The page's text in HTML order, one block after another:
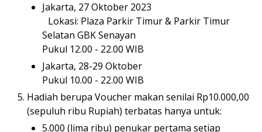
Jakarta, 27 Oktober 2023
Lokasi: Plaza Parkir Timur & Parkir Timur
Selatan GBK Senayan
Pukul 12.00 - 22.00 WIB
Jakarta, 28-29 Oktober
Pukul 10.00 - 22.00 WIB
Hadiah berupa Voucher makan senilai Rp10.000,00
(sepuluh ribu Rupiah) terbatas hanya untuk:
5.000 (lima ribu) penukar pertama setiap